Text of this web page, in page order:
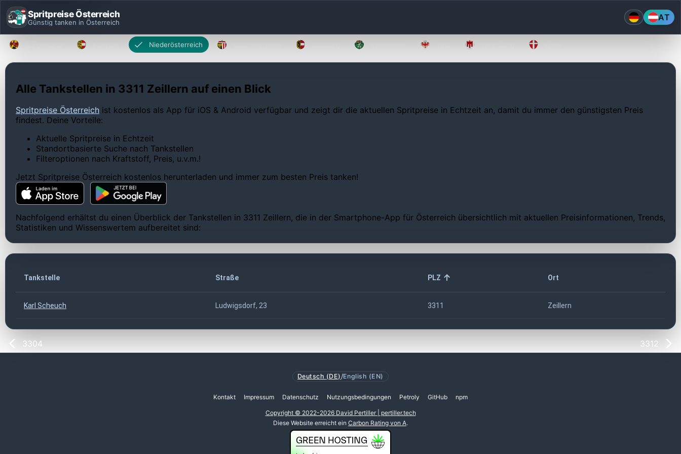
Spritpreise Österreich
Günstig tanken in Österreich AT
Niederösterreich
Alle Tankstellen in 3311 Zeillern auf einen Blick
Spritpreise Österreich ist kostenlos als App für iOS & Android verfügbar und zeigt dir die aktuellen Spritpreise in Echtzeit an, damit du immer den günstigsten Preis
findest. Deine Vorteile:
Aktuelle Spritpreise in Echtzeit
Standortbasierte Suche nach Tankstellen
Filteroptionen nach Kraftstoff, Preis, u.v.m.!
Jetzt Spritpreise Österreich kostenlos herunterladen und immer zum besten Preis tanken!
Nachfolgend erhältst du einen Überblick der Tankstellen in 3311 Zeillern, die in der Smartphone-App für Österreich übersichtlich mit aktuellen Preisinformationen, Trends,
Statistiken und Wissenswertem aufbereitet sind:
Tankstelle Straße PLZ Ort
Karl Scheuch Ludwigsdorf, 23 3311 Zeillern
3304 3312
Deutsch (DE) /English (EN)
Kontakt Impressum Datenschutz Nutzungsbedingungen Petroly GitHub npm
Copyright © 2022-2026 David Pertiller | pertiller.tech
Diese Website erreicht ein Carbon Rating von A.